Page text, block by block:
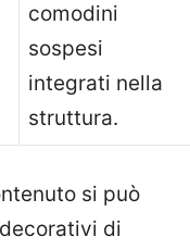
comodini
sospesi
integrati nella
struttura.
si può
di